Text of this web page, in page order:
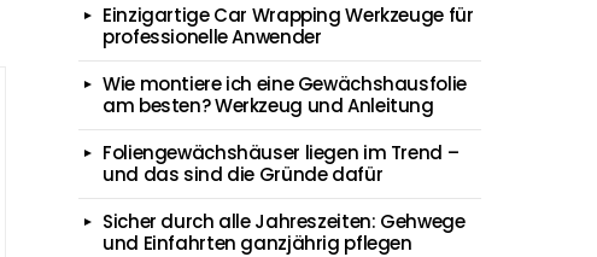
Einzigartige Car Wrapping Werkzeuge für
professionelle Anwender
Wie montiere ich eine Gewächshausfolie
am besten? Werkzeug und Anleitung
Foliengewächshäuser liegen im Trend –
und das sind die Gründe dafür
Sicher durch alle Jahreszeiten: Gehwege
und Einfahrten ganzjährig pflegen